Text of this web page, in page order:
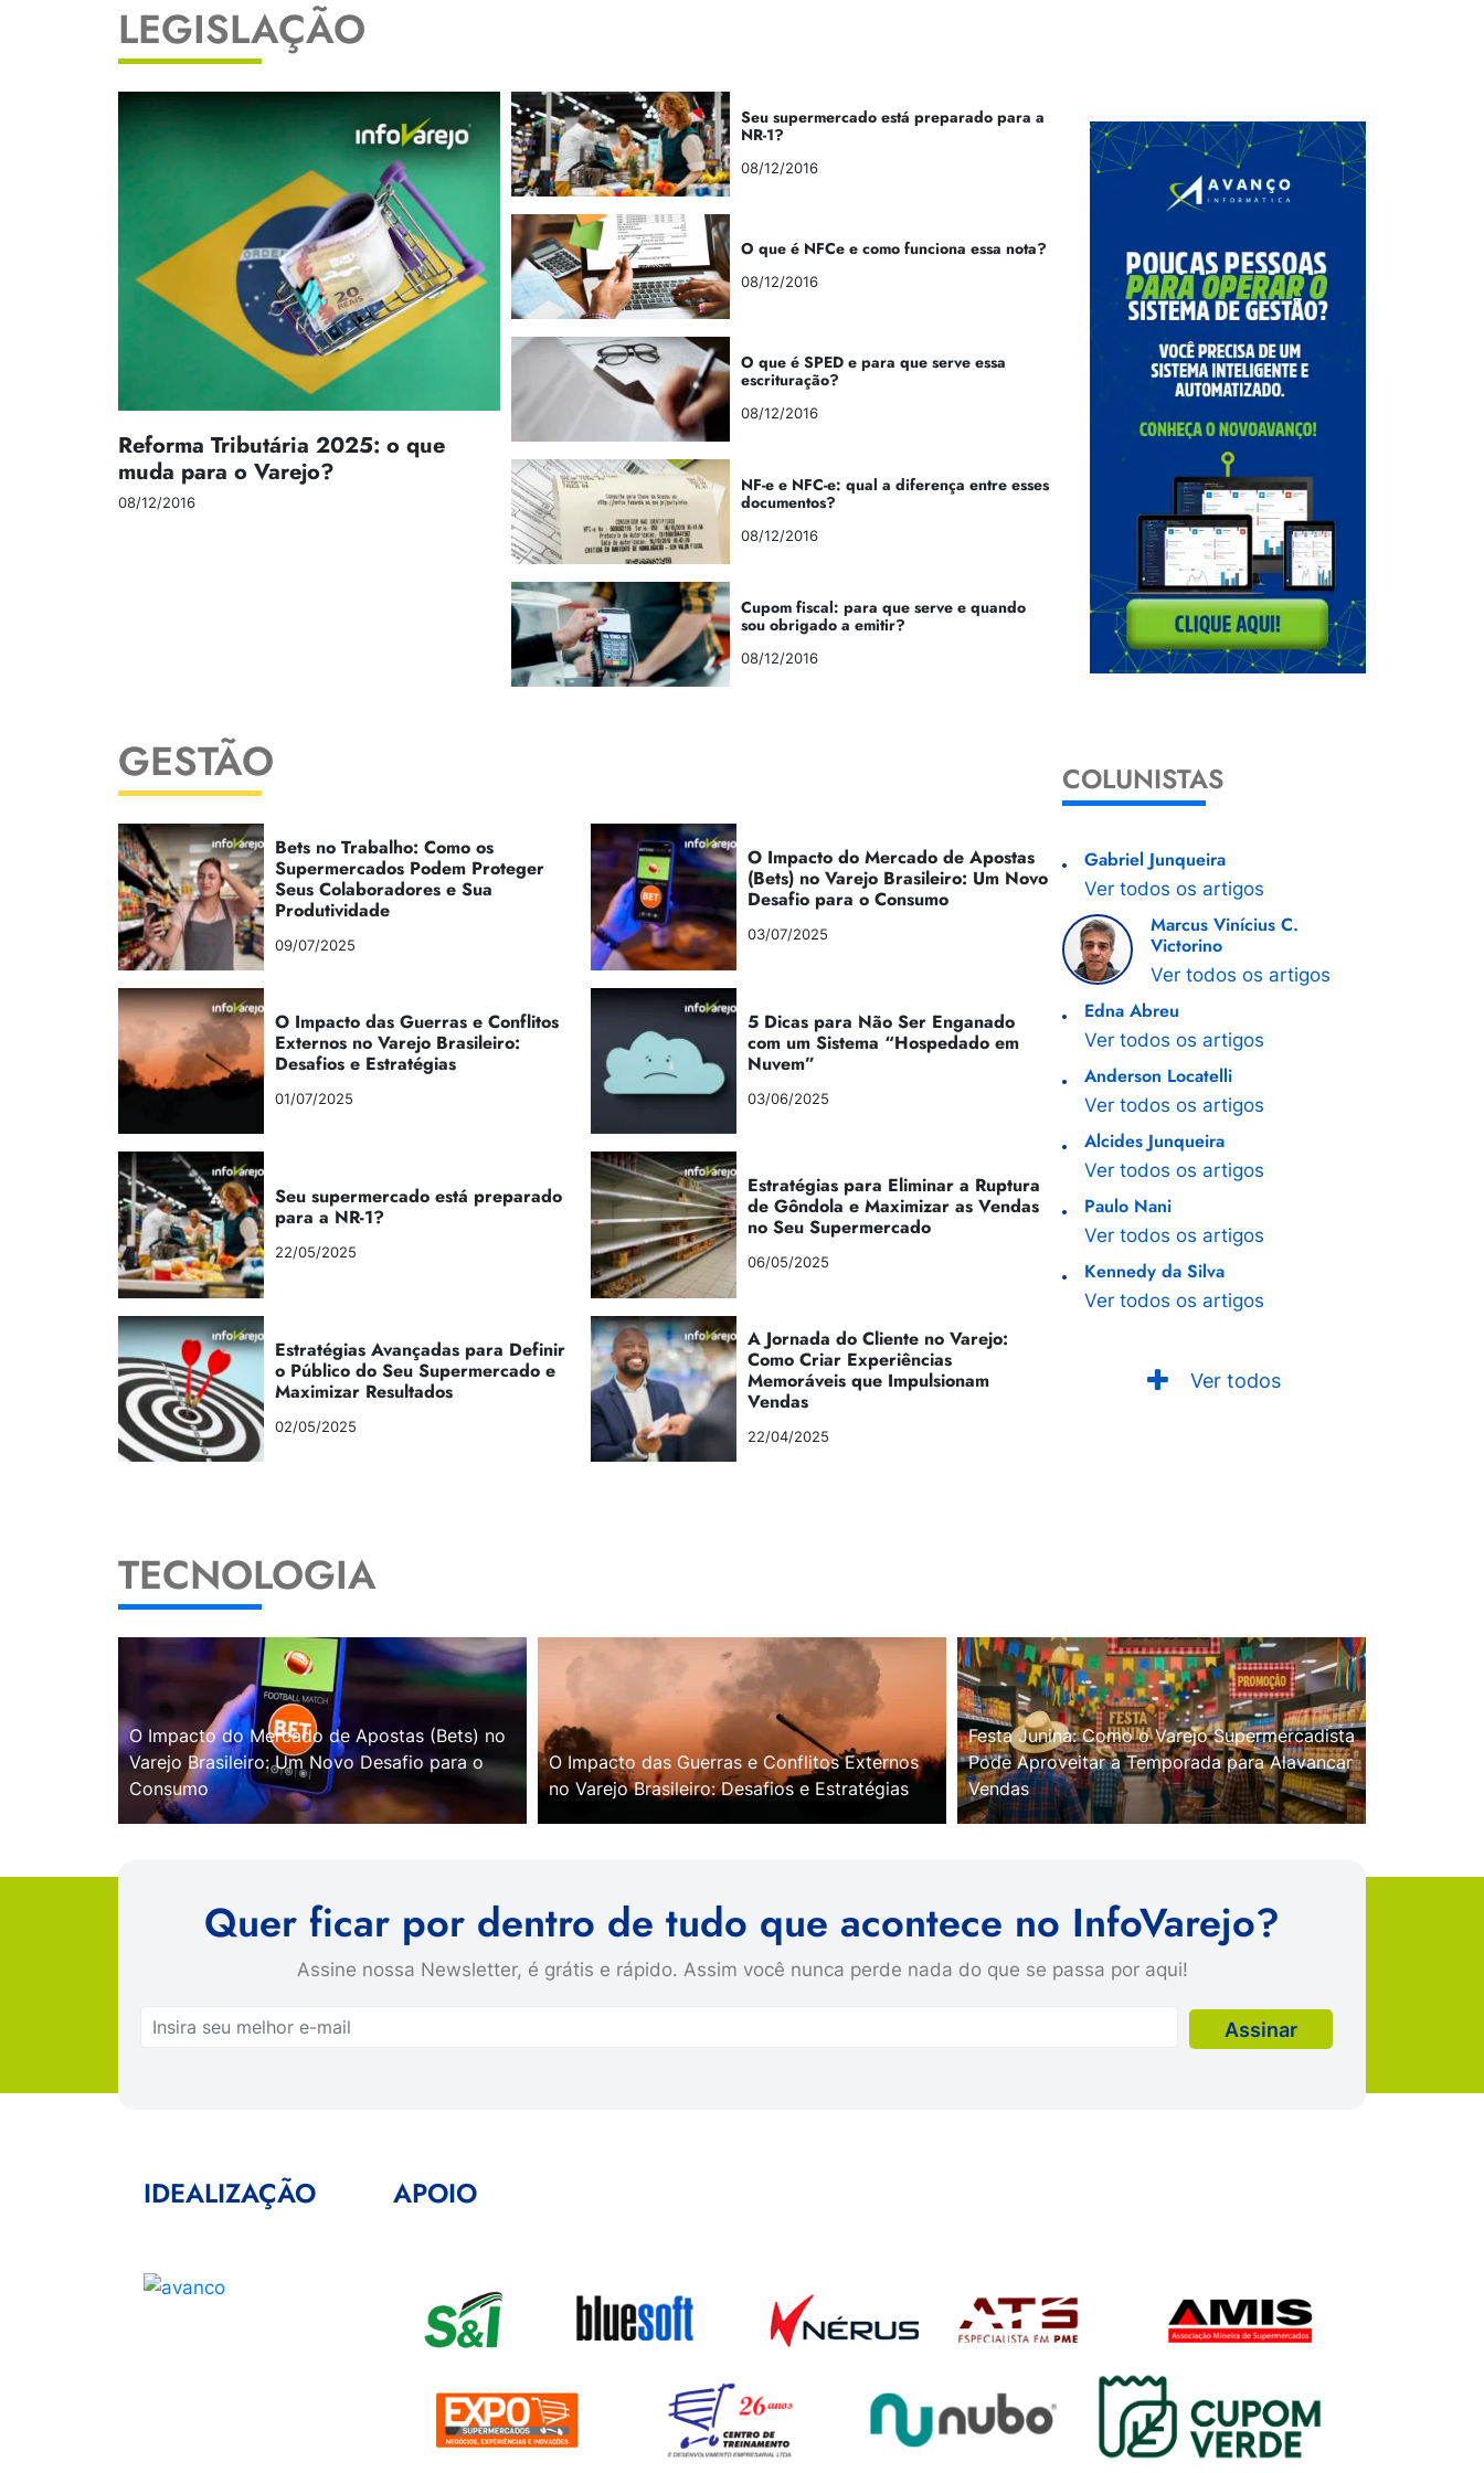
LEGISLAÇÃO
Reforma Tributária 2025: o que
muda para o Varejo?
08/12/2016
Seu supermercado está preparado para a
NR-1?
08/12/2016
O que é NFCe e como funciona essa nota?
08/12/2016
O que é SPED e para que serve essa
escrituração?
08/12/2016
NF-e e NFC-e: qual a diferença entre esses
documentos?
08/12/2016
Cupom fiscal: para que serve e quando
sou obrigado a emitir?
08/12/2016
GESTÃO
Bets no Trabalho: Como os
Supermercados Podem Proteger
Seus Colaboradores e Sua
Produtividade
09/07/2025
O Impacto do Mercado de Apostas
(Bets) no Varejo Brasileiro: Um Novo
Desafio para o Consumo
03/07/2025
O Impacto das Guerras e Conflitos
Externos no Varejo Brasileiro:
Desafios e Estratégias
01/07/2025
5 Dicas para Não Ser Enganado
com um Sistema “Hospedado em
Nuvem”
03/06/2025
Seu supermercado está preparado
para a NR-1?
22/05/2025
Estratégias para Eliminar a Ruptura
de Gôndola e Maximizar as Vendas
no Seu Supermercado
06/05/2025
Estratégias Avançadas para Definir
o Público do Seu Supermercado e
Maximizar Resultados
02/05/2025
A Jornada do Cliente no Varejo:
Como Criar Experiências
Memoráveis que Impulsionam
Vendas
22/04/2025
COLUNISTAS
Gabriel Junqueira
Ver todos os artigos
Marcus Vinícius C.
Victorino
Ver todos os artigos
Edna Abreu
Ver todos os artigos
Anderson Locatelli
Ver todos os artigos
Alcides Junqueira
Ver todos os artigos
Paulo Nani
Ver todos os artigos
Kennedy da Silva
Ver todos os artigos
Ver todos
TECNOLOGIA
O Impacto do Mercado de Apostas (Bets) no
Varejo Brasileiro: Um Novo Desafio para o
Consumo
O Impacto das Guerras e Conflitos Externos
no Varejo Brasileiro: Desafios e Estratégias
Festa Junina: Como o Varejo Supermercadista
Pode Aproveitar a Temporada para Alavancar
Vendas
Quer ficar por dentro de tudo que acontece no InfoVarejo?
Assine nossa Newsletter, é grátis e rápido. Assim você nunca perde nada do que se passa por aqui!
IDEALIZAÇÃO APOIO